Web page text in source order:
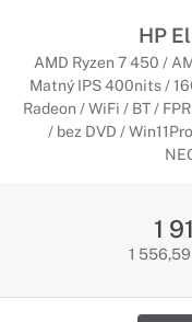
HP
AMD Ryzen 7 450 /
Matný IPS 400nits /
Radeon / WiFi / BT /
/ bez DVD /
1
1